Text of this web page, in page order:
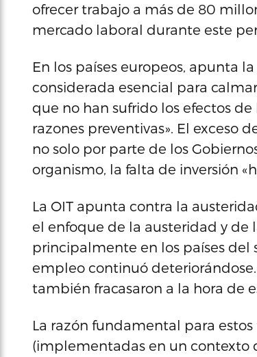
ofrecer trabajo a más de 80
mercado laboral durante este
En los países europeos, apunta
considerada esencial para
que no han sufrido los efectos
razones preventivas». El exceso
no solo por parte de los
organismo, la falta de inversión
La OIT apunta contra la
el enfoque de la austeridad y de
principalmente en los países del
empleo continuó
también fracasaron a la hora de
La razón fundamental para estos
(implementadas en un contexto